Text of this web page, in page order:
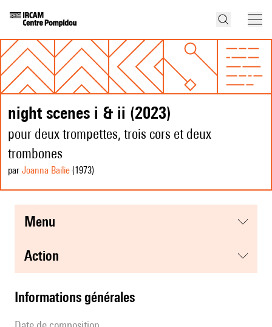
night scenes i & ii (2023)
pour deux trompettes, trois cors et deux
trombones
par Joanna Bailie (1973)
menu
action
informations générales